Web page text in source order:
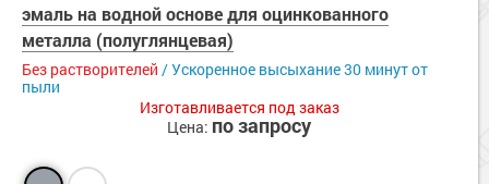
эмаль на водной основе для оцинкованного
металла (полуглянцевая)
Без растворителей / Ускоренное высыхание 30 минут от
пыли
Изготавливается под заказ
Цена: по запросу